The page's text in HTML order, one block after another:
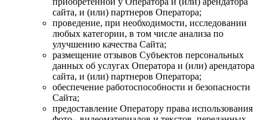
сайта, и (или) партнеров Оператора;
проведение, при необходимости, исследовании
любых категории, в том числе анализа по
улучшению качества Сайта;
размещение отзывов Субъектов персональных
данных об услугах Оператора и (или) арендатора
сайта, и (или) партнеров Оператора;
обеспечение работоспособности и безопасности
Сайта;
предоставление Оператору права использования